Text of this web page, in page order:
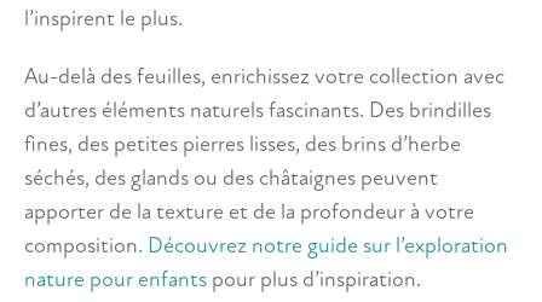
l’inspirent le plus.
Au-delà des feuilles, enrichissez votre collection avec
d’autres éléments naturels fascinants. Des brindilles
fines, des petites pierres lisses, des brins d’herbe
séchés, des glands ou des châtaignes peuvent
apporter de la texture et de la profondeur à votre
composition. Découvrez notre guide sur l’exploration
nature pour enfants pour plus d’inspiration.